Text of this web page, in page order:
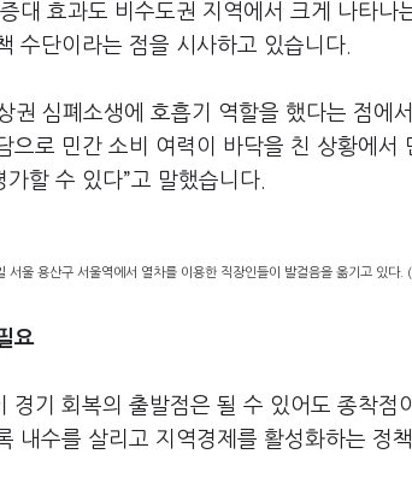
대 효과도 비수도권 지역에서 크게 나타나
수단이라는 점을 시사하고 있습니다.
권 심폐소생에 호흡기 역할을 했다는 점에
으로 민간 소비 여력이 바닥을 친 상황에서
할 수 있다”고 말했습니다.
서울 용산구 서울역에서 열차를 이용한 직장인들이 발걸음을 옮기고 있다.
요
경기 회복의 출발점은 될 수 있어도 종착점
내수를 살리고 지역경제를 활성화하는 정